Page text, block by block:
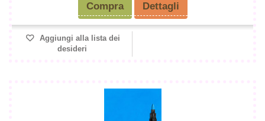
Compra Dettagli
Aggiungi alla lista dei
desideri